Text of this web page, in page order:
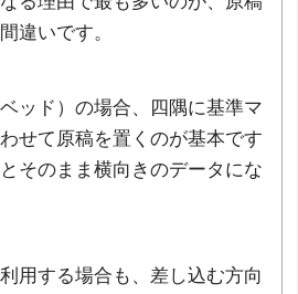
違いです。
ッド）の場合、四隅に基準マ
せて原稿を置くのが基本です
そのまま横向きのデータにな
用する場合も、差し込む方向